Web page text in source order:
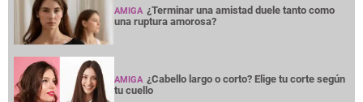
AMIGA ¿Terminar una amistad duele tanto como
una ruptura amorosa?
AMIGA ¿Cabello largo o corto? Elige tu corte según
tu cuello